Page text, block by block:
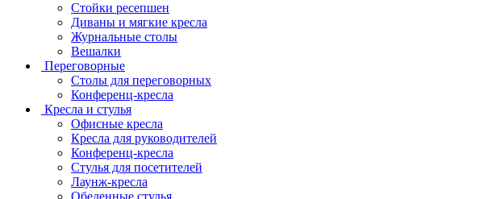
Стойки ресепшен
Диваны и мягкие кресла
Журнальные столы
Вешалки
Переговорные
Столы для переговорных
Конференц-кресла
Кресла и стулья
Офисные кресла
Кресла для руководителей
Конференц-кресла
Стулья для посетителей
Лаунж-кресла
Обеденные стулья